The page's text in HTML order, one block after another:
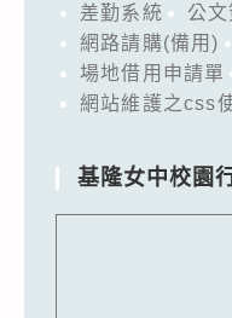
差勤系統 公
網路請購(備用)
場地借用申請單
網站維護之css
基隆女中校園